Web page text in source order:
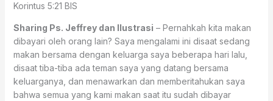
Korintus 5:21 BIS
Sharing Ps. Jeffrey dan Ilustrasi – Pernahkah kita makan
dibayari oleh orang lain? Saya mengalami ini disaat sedang
makan bersama dengan keluarga saya beberapa hari lalu,
disaat tiba-tiba ada teman saya yang datang bersama
keluarganya, dan menawarkan dan memberitahukan saya
bahwa semua yang kami makan saat itu sudah dibayar